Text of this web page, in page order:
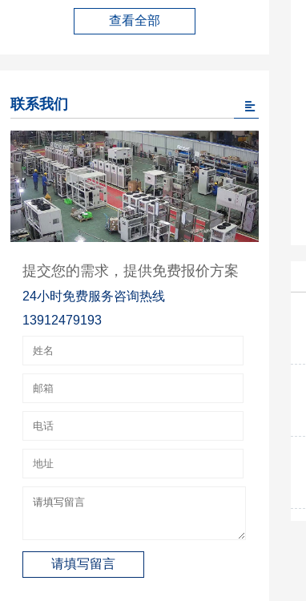
查看全部
联系我们
提交您的需求，提供免费报价方案
24小时免费服务咨询热线
13912479193